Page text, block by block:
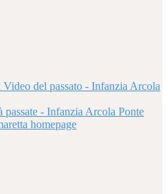
Video del passato - Infanzia Arcola
passate - Infanzia Arcola Ponte
homepage